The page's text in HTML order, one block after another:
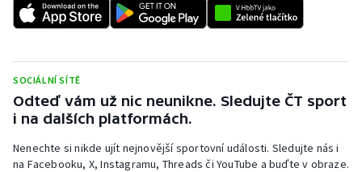
Stolní tenis
Triatlon
Veslování
Vodní slalom
SOCIÁLNÍ SÍTĚ
Odteď vám už nic neunikne. Sledujte ČT sport
i na dalších platformách.
Nenechte si nikde ujít nejnovější sportovní události. Sledujte nás i
na Facebooku, X, Instagramu, Threads či YouTube a buďte v obraze.